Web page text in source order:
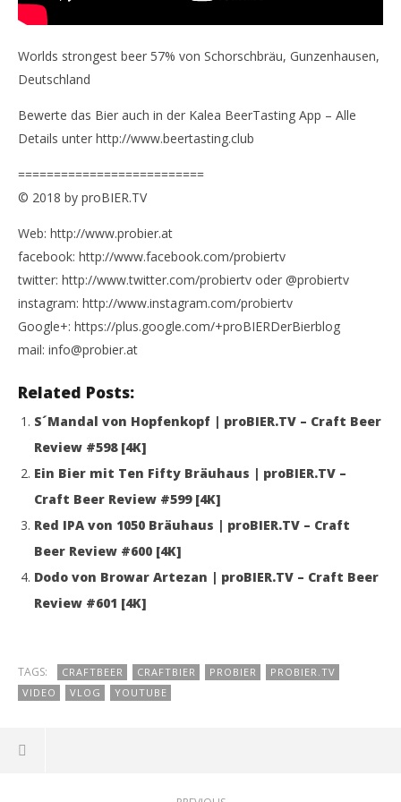
Worlds strongest beer 57% von Schorschbräu, Gunzenhausen,
Deutschland
Bewerte das Bier auch in der Kalea BeerTasting App – Alle
Details unter http://www.beertasting.club
==========================
© 2018 by proBIER.TV
Web: http://www.probier.at
facebook: http://www.facebook.com/probiertv
twitter: http://www.twitter.com/probiertv oder @probiertv
instagram: http://www.instagram.com/probiertv
Google+: https://plus.google.com/+proBIERDerBierblog
mail: info@probier.at
Related Posts:
S´Mandal von Hopfenkopf | proBIER.TV – Craft Beer
Review #598 [4K]
Ein Bier mit Ten Fifty Bräuhaus | proBIER.TV –
Craft Beer Review #599 [4K]
Red IPA von 1050 Bräuhaus | proBIER.TV – Craft
Beer Review #600 [4K]
Dodo von Browar Artezan | proBIER.TV – Craft Beer
Review #601 [4K]
TAGS: CRAFTBEER CRAFTBIER PROBIER
PROBIER.TV
VIDEO
VLOG YOUTUBE